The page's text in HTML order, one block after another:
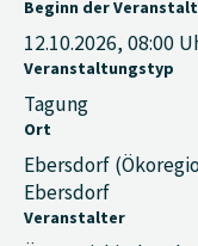
Beginn der
12.10.2026, 08:00
Veranstaltungstyp
Tagung
Ort
Ebersdorf
Ebersdorf
Veranstalter